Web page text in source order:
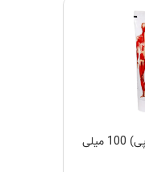
کرم ماساژ دپی (دپی) 100 میلی